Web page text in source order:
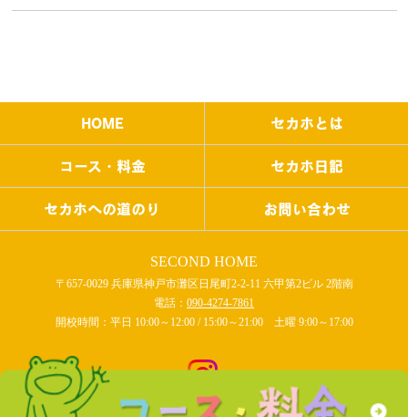
HOME セカホとは
コース・料金 セカホ日記
セカホへの道のり お問い合わせ
SECOND HOME
〒657-0029 兵庫県神戸市灘区日尾町2-2-11 六甲第2ビル 2階南
電話： 090-4274-7861
開校時間：平日 10:00～12:00 / 15:00～21:00 土曜 9:00～17:00